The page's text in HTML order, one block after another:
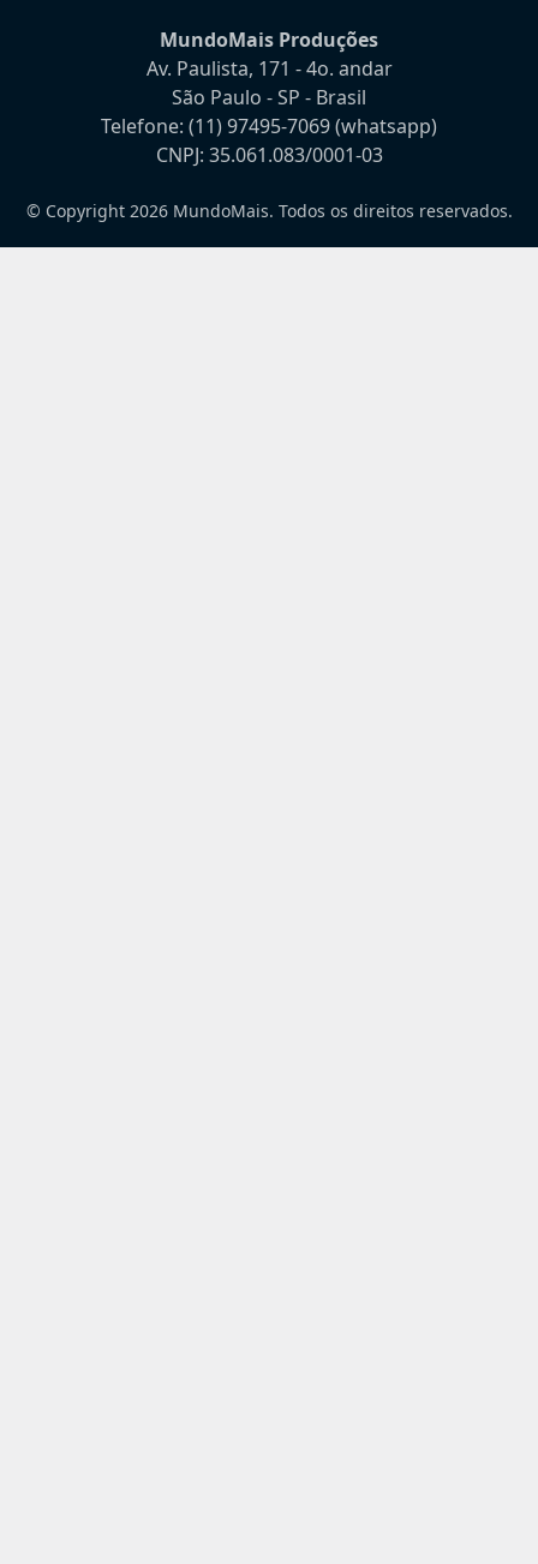
MundoMais Produções
Av. Paulista, 171 - 4o. andar
São Paulo - SP - Brasil
Telefone: (11) 97495-7069(whatsapp)
CNPJ: 35.061.083/0001-03
© Copyright 2026 MundoMais. Todos os direitos reservados.